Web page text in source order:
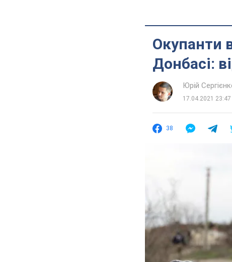
Окупанти
Донбасі:
Юрій
17.04.2021 23:47
38